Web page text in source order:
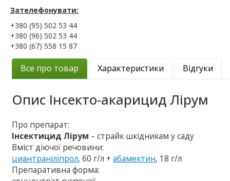
Зателефонувати:
+380 (95) 502 53 44
+380 (96) 502 53 44
+380 (67) 558 15 87
Все про товар Характеристики Відгуки
Опис Інсекто-акарицид Лірум
Про препарат:
Інсектицид Лірум – страйк шкідникам у саду
Вміст діючої речовини:
циантраніліпрол, 60 г/л +абамектин, 18 г/л
Препаративна форма: